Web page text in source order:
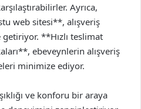
Ayrıca,
web sitesi**, alışveriş
**Hızlı teslimat
ebeveynlerin alışveriş
minimize ediyor.
ve konforu bir araya